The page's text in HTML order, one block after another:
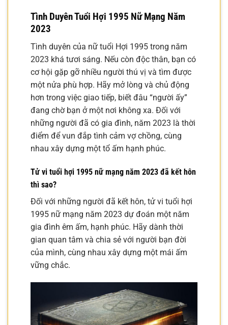
Tình Duyên Tuổi Hợi 1995 Nữ Mạng Năm
2023
Tình duyên của nữ tuổi Hợi 1995 trong năm
2023 khá tươi sáng. Nếu còn độc thân, bạn có
cơ hội gặp gỡ nhiều người thú vị và tìm được
một nửa phù hợp. Hãy mở lòng và chủ động
hơn trong việc giao tiếp, biết đâu “người ấy”
đang chờ bạn ở một nơi không xa. Đối với
những người đã có gia đình, năm 2023 là thời
điểm để vun đắp tình cảm vợ chồng, cùng
nhau xây dựng một tổ ấm hạnh phúc.
Tử vi tuổi hợi 1995 nữ mạng năm 2023 đã kết hôn
thì sao?
Đối với những người đã kết hôn, tử vi tuổi hợi
1995 nữ mạng năm 2023 dự đoán một năm
gia đình êm ấm, hạnh phúc. Hãy dành thời
gian quan tâm và chia sẻ với người bạn đời
của mình, cùng nhau xây dựng một mái ấm
vững chắc.